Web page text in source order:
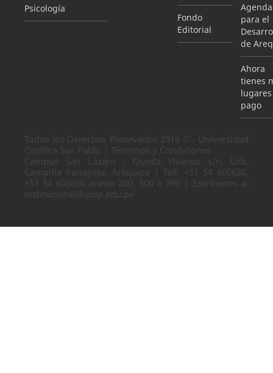
Psicología
Fondo
Editorial
Agenda
para el
de
Ahora
tienes
pago